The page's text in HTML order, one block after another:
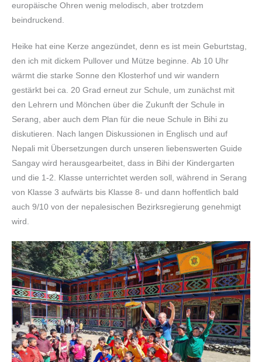
europäische Ohren wenig melodisch, aber trotzdem
beindruckend.
Heike hat eine Kerze angezündet, denn es ist mein Geburtstag,
den ich mit dickem Pullover und Mütze beginne. Ab 10 Uhr
wärmt die starke Sonne den Klosterhof und wir wandern
gestärkt bei ca. 20 Grad erneut zur Schule, um zunächst mit
den Lehrern und Mönchen über die Zukunft der Schule in
Serang, aber auch dem Plan für die neue Schule in Bihi zu
diskutieren. Nach langen Diskussionen in Englisch und auf
Nepali mit Übersetzungen durch unseren liebenswerten Guide
Sangay wird herausgearbeitet, dass in Bihi der Kindergarten
und die 1-2. Klasse unterrichtet werden soll, während in Serang
von Klasse 3 aufwärts bis Klasse 8- und dann hoffentlich bald
auch 9/10 von der nepalesischen Bezirksregierung genehmigt
wird.